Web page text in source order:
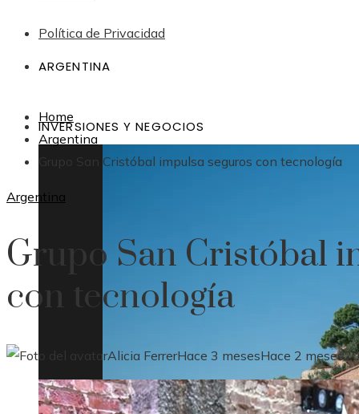
Política de Privacidad
ARGENTINA
INVERSIONES Y NEGOCIOS
Home
Argentina
Grupo San Cristóbal impulsa seguros con tecnología
Argentina
Grupo San Cristóbal
con tecnología
Alicia FerrerHace 3 mesesHace 2 meses20